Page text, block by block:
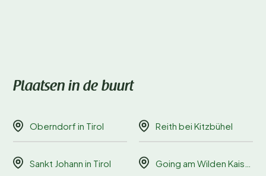
Plaatsen in de buurt
Oberndorf in Tirol Reith bei Kitzbühel
Sankt Johann in Tirol Going am Wilden Kaiser